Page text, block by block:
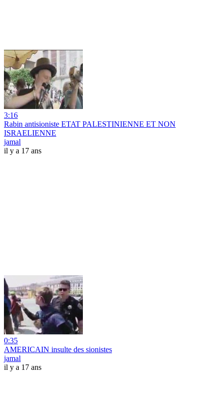
3:16
Rabin antisioniste ETAT PALESTINIENNE ET NON
ISRAELIENNE
jamal
il y a 17 ans
0:35
AMERICAIN insulte des sionistes
jamal
il y a 17 ans